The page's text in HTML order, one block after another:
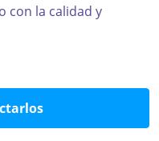
con la calidad y